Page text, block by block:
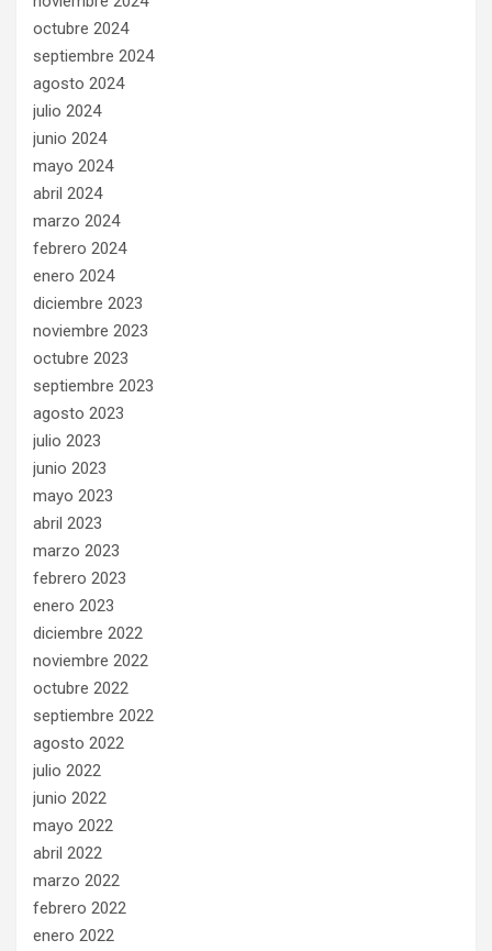
octubre 2024
septiembre 2024
agosto 2024
julio 2024
junio 2024
mayo 2024
abril 2024
marzo 2024
febrero 2024
enero 2024
diciembre 2023
noviembre 2023
octubre 2023
septiembre 2023
agosto 2023
julio 2023
junio 2023
mayo 2023
abril 2023
marzo 2023
febrero 2023
enero 2023
diciembre 2022
noviembre 2022
octubre 2022
septiembre 2022
agosto 2022
julio 2022
junio 2022
mayo 2022
abril 2022
marzo 2022
febrero 2022
enero 2022